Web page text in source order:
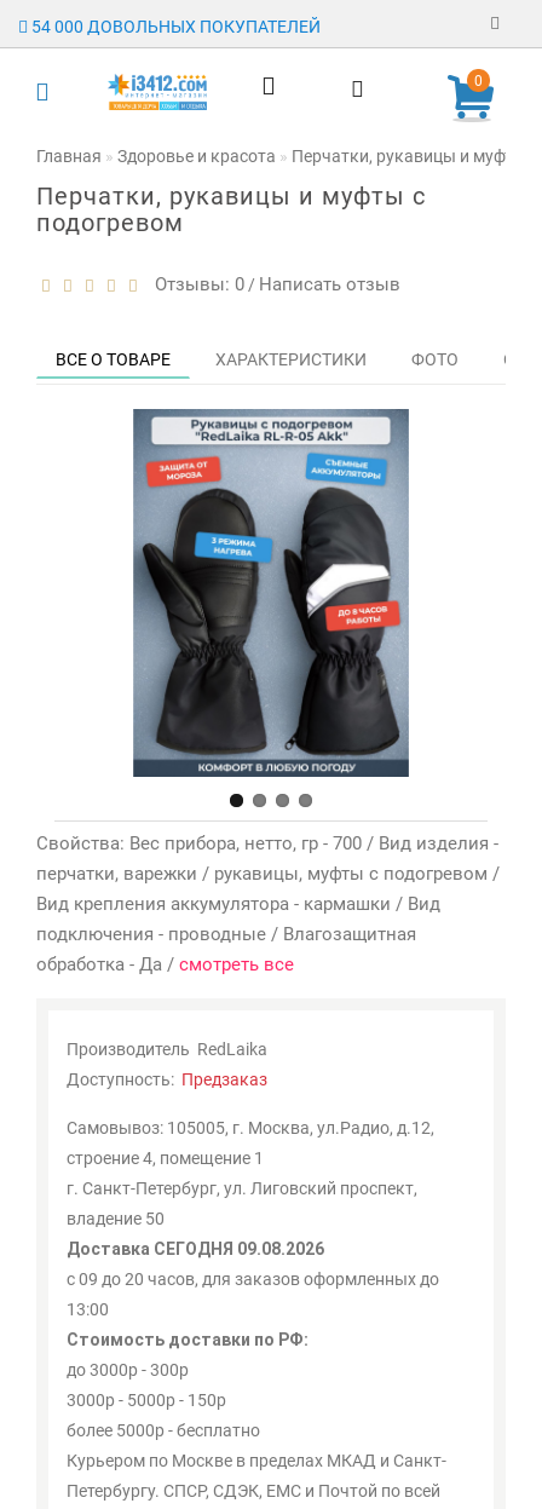
54 000 ДОВОЛЬНЫХ ПОКУПАТЕЛЕЙ
Регистрация
Авторизация
Гарантия
Оплата
закладки
товаров
0
Главная Здоровье и красота Перчатки, рукавицы и муфты
Перчатки, рукавицы и муфты с
подогревом
Отзывы: 0 / Написать отзыв
ВСЕ О ТОВАРЕ ХАРАКТЕРИСТИКИ ФОТО
Свойства: Вес прибора, нетто, гр - 700 / Вид изделия -
перчатки, варежки / рукавицы, муфты с подогревом /
Вид крепления аккумулятора - кармашки / Вид
подключения - проводные / Влагозащитная
обработка - Да / смотреть все
Производитель RedLaika
Доступность: Предзаказ
Самовывоз: 105005, г. Москва, ул.Радио, д.12,
строение 4, помещение 1
г. Санкт-Петербург, ул. Лиговский проспект,
владение 50
Доставка СЕГОДНЯ 09.08.2026
с 09 до 20 часов, для заказов оформленных до
13:00
Стоимость доставки по РФ:
до 3000р - 300р
3000р - 5000р - 150р
более 5000р - бесплатно
Курьером по Москве в пределах МКАД и Санкт-
Петербургу. СПСР, СДЭК, ЕМС и Почтой по всей